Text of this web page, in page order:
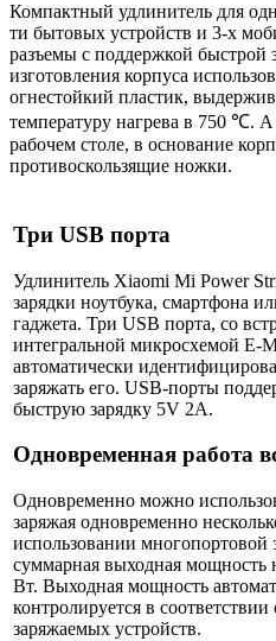
Компактный удлинитель для
ти бытовых устройств и 3-х
разъемы с поддержкой быстрой
изготовления корпуса
огнестойкий пластик,
температуру нагрева в 750 ℃.
рабочем столе, в основание
противоскользящие ножки.
Три USB порта
Удлинитель Xiaomi Mi Power
зарядки ноутбука, смартфона
гаджета. Три USB порта, со
интегральной микросхемой E-
автоматически
заряжать его. USB-порты
быструю зарядку 5V 2A.
Одновременная работа
Одновременно можно
заряжая одновременно
использовании многопортовой
суммарная выходная мощность
Вт. Выходная мощность
контролируется в
заряжаемых устройств.